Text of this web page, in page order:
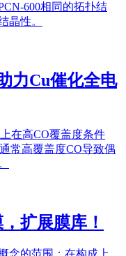
600相同的拓扑结
晶性。
力Cu催化全电
在高CO覆盖度条件
常高覆盖度CO导致偶
扩展膜库！